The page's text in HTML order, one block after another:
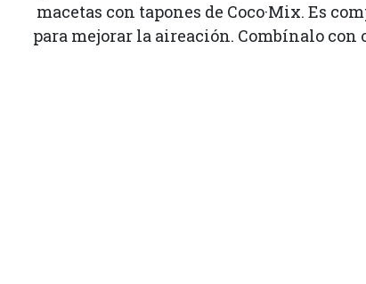
macetas con tapones de Coco·Mix. Es
para mejorar la aireación. Combínalo con